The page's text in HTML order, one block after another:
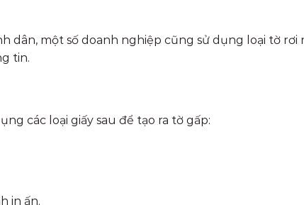
dân, một số doanh nghiệp cũng sử dụng loại tờ rơi
tin.
các loại giấy sau để tạo ra tờ gấp:
in ấn.